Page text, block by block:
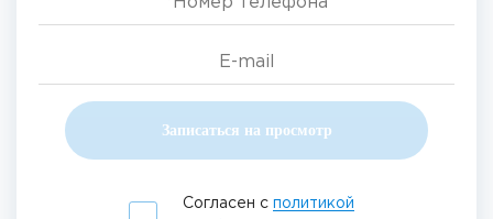
Записаться на просмотр
Согласен с политикой